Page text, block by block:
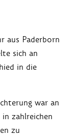
aus Paderborn
sich an
in die
war an
in zahlreichen
zu